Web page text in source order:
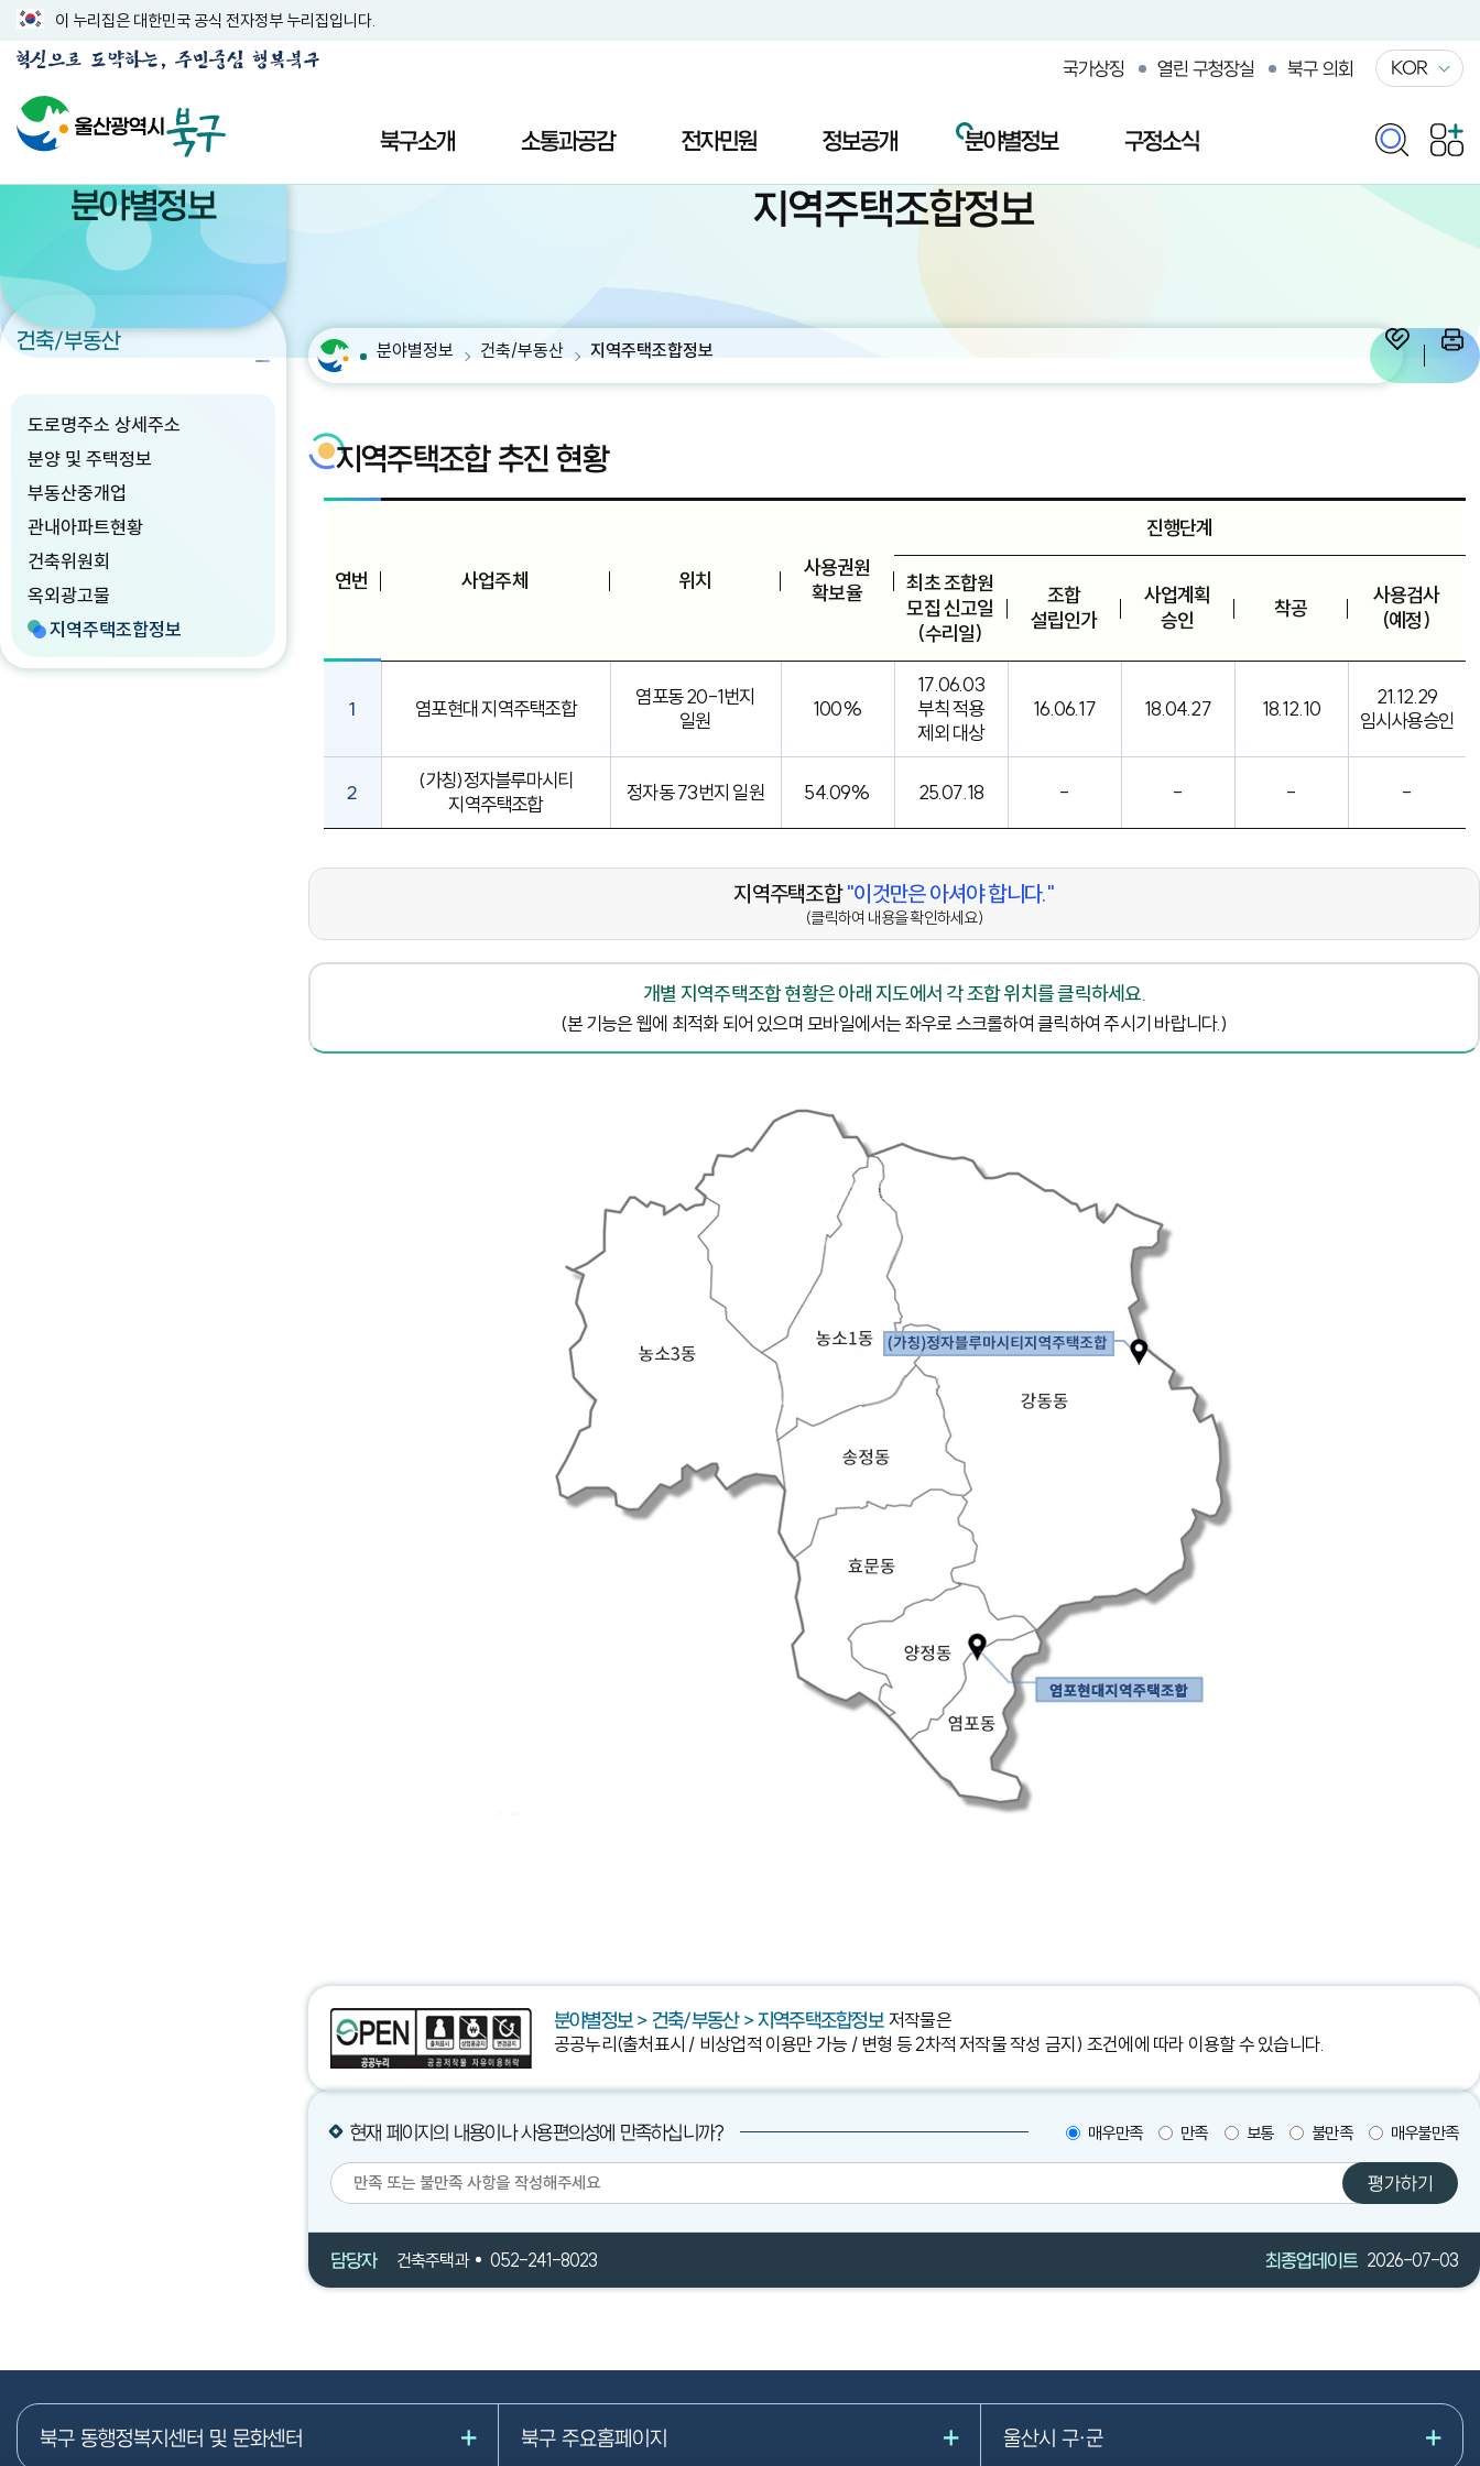
이 누리집은 대한민국 공식 전자정부 누리집입니다.
국가상징 열린 구청장실 북구 의회 KOR
북구소개 소통과공감 전자민원 정보공개 분야별정보 구정소식
분야별정보
건축/부동산
도로명주소 상세주소
분양 및 주택정보
부동산중개업
관내아파트현황
건축위원회
옥외광고물
지역주택조합정보
분야별정보 건축/부동산 지역주택조합정보
지역주택조합정보
지역주택조합 추진 현황
연번 사업주체 위치
사용권원
확보율
진행단계
최초 조합원
모집 신고일
(수리일)
조합
설립인가
사업계획
승인
착공
사용검사
(예정)
1 염포현대 지역주택조합
염포동 20-1번지
일원
100%
17.06.03
부칙 적용
제외 대상
16.06.17 18.04.27 18.12.10
21.12.29
임시사용승인
2
(가칭)정자블루마시티
지역주택조합
정자동 73번지 일원 54.09% 25.07.18 - - - -
지역주택조합"이것만은 아셔야 합니다."
(클릭하여 내용을 확인하세요)
개별 지역주택조합 현황은 아래 지도에서 각 조합 위치를 클릭하세요.
(본 기능은 웹에 최적화 되어 있으며 모바일에서는 좌우로 스크롤하여 클릭하여 주시기 바랍니다.)
분야별정보 > 건축/부동산 > 지역주택조합정보 저작물은
공공누리(출처표시 / 비상업적 이용만 가능 / 변형 등 2차적 저작물 작성 금지) 조건에에 따라 이용할 수 있습니다.
현재 페이지의 내용이나 사용편의성에 만족하십니까? 매우만족 만족 보통 불만족 매우불만족
평가하기
담당자 건축주택과 052-241-8023 최종업데이트 2026-07-03
북구 동행정복지센터 및 문화센터 북구 주요홈페이지 울산시 구·군